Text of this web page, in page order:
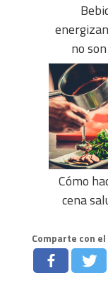
no
Cómo
cena
Comparte con